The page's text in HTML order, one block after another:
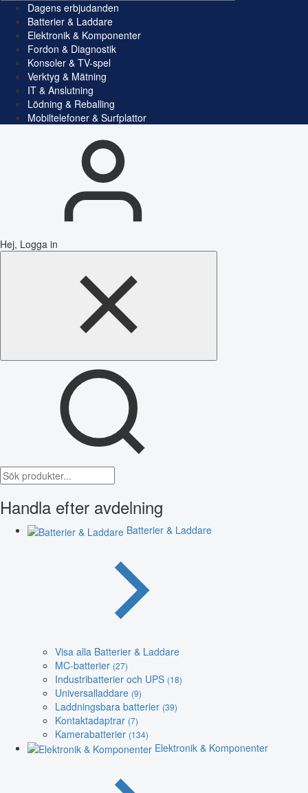
Dagens erbjudanden
Batterier & Laddare
Elektronik & Komponenter
Fordon & Diagnostik
Konsoler & TV-spel
Verktyg & Mätning
IT & Anslutning
Lödning & Reballing
Mobiltelefoner & Surfplattor
Hej, Logga in
Handla efter avdelning
Batterier & Laddare
Visa alla Batterier & Laddare
MC-batterier (27)
Industribatterier och UPS (18)
Universalladdare (9)
Laddningsbara batterier (39)
Kontaktadaptrar (7)
Kamerabatterier (134)
Elektronik & Komponenter